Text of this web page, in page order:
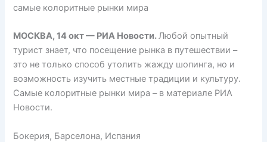
самые колоритные рынки мира
МОСКВА, 14 окт — РИА Новости.Любой опытный
турист знает, что посещение рынка в путешествии –
это не только способ утолить жажду шопинга, но и
возможность изучить местные традиции и культуру.
Самые колоритные рынки мира – в материале РИА
Новости.
Бокерия, Барселона, Испания